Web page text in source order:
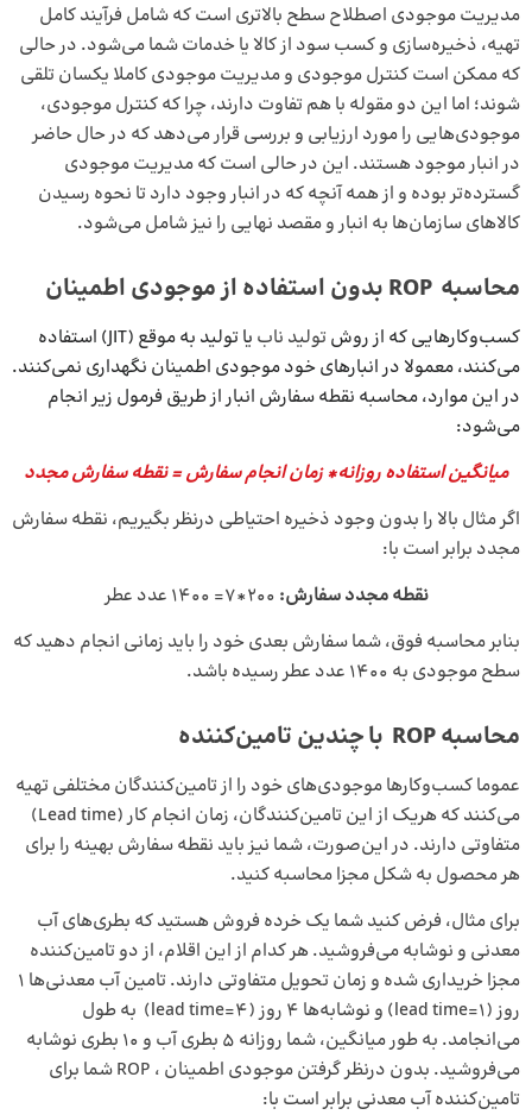
مدیریت موجودی اصطلاح سطح بالاتری است که شامل فرآیند کامل
تهیه، ذخیره‌سازی و کسب سود از کالا یا خدمات شما می‌شود. در حالی
که ممکن است کنترل موجودی و مدیریت موجودی کاملا یکسان تلقی
شوند؛ اما این دو مقوله با هم تفاوت دارند، چرا که کنترل موجودی،
موجودی‌هایی را مورد ارزیابی و بررسی قرار می‌دهد که در حال حاضر
در انبار موجود هستند. این در حالی است که مدیریت موجودی
گسترده‌تر بوده و از همه آنچه که در انبار وجود دارد تا نحوه رسیدن
کالاهای سازمان‌ها به انبار و مقصد نهایی را نیز شامل می‌شود.
محاسبه ROP بدون استفاده از موجودی اطمینان
کسب‌وکارهایی که از روش تولید ناب
یا تولید به موقع (JIT) استفاده
می‌کنند، معمولا در انبارهای خود موجودی اطمینان نگهداری نمی‌کنند.
در این موارد، محاسبه نقطه سفارش انبار از طریق فرمول زیر انجام
می‌شود:
میانگین استفاده روزانه* زمان انجام سفارش = نقطه سفارش مجدد
اگر مثال بالا را بدون وجود ذخیره احتیاطی درنظر بگیریم، نقطه سفارش
مجدد برابر است با:
نقطه مجدد سفارش:
بنابر محاسبه فوق، شما سفارش بعدی خود را باید زمانی انجام دهید که
سطح موجودی به 1400 عدد عطر رسیده باشد.
محاسبه ROP با چندین تامین‌کننده
عموما کسب‌وکارها موجودی‌های خود را از تامین‌کنندگان مختلفی تهیه
می‌کنند که هریک از این تامین‌کنندگان، زمان انجام کار (Lead time)
متفاوتی دارند. در این‌صورت، شما نیز باید نقطه سفارش بهینه را برای
هر محصول به شکل مجزا محاسبه کنید.
برای مثال، فرض کنید شما یک خرده فروش هستید که بطری‌های آب
معدنی و نوشابه می‌فروشید. هر کدام از این اقلام، از دو تامین‌کننده
مجزا خریداری شده و زمان تحویل متفاوتی دارند. تامین آب معدنی‌ها 1
روز (lead time=1) و نوشابه‌ها 4 روز (lead time=4) به طول
می‌انجامد. به طور میانگین، شما روزانه 5 بطری آب و 10 بطری نوشابه
می‌فروشید. بدون درنظر گرفتن موجودی اطمینان ، ROP شما برای
تامین‌کننده آب معدنی برابر است با: